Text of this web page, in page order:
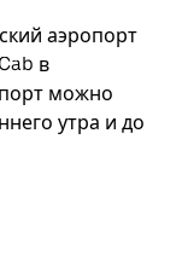
аэропорт
в
можно
утра и до